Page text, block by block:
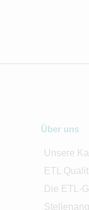
Über uns
Unsere
ETL
Die ETL-